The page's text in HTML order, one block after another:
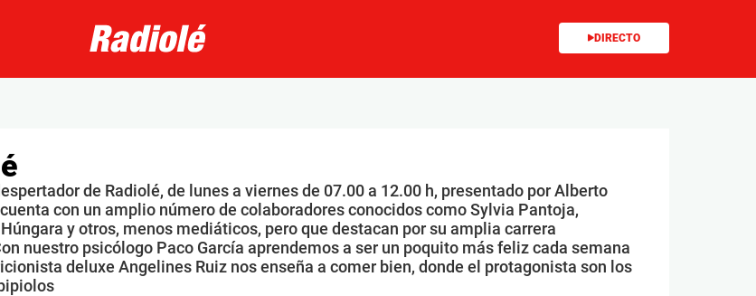
DIRECTO
de Radiolé, de lunes a viernes de 07.00 a 12.00 h, presentado por Alberto
con un amplio número de colaboradores conocidos como Sylvia Pantoja,
y otros, menos mediáticos, pero que destacan por su amplia carrera
nuestro psicólogo Paco García aprendemos a ser un poquito más feliz cada semana
deluxe Angelines Ruiz nos enseña a comer bien, donde el protagonista son los